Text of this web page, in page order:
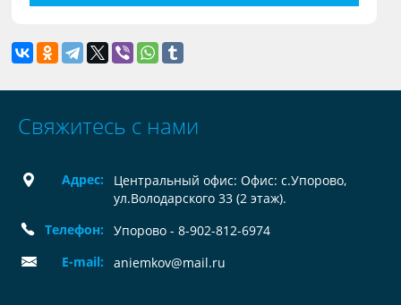
Свяжитесь с нами
Адрес:
Центральный офис: Офис: с.Упорово,
ул.Володарского 33 (2 этаж).
Телефон:
Упорово - 8-902-812-6974
E-mail:
aniemkov@mail.ru